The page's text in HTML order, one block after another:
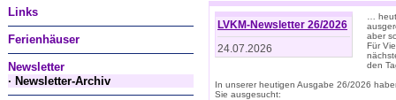
Links
Ferienhäuser
Newsletter
· Newsletter-Archiv
LVKM-Newsletter 26/2026
24.07.2026
…
aber
Für
den
In unserer heutigen Ausgabe 26/2026
Sie ausgesucht: